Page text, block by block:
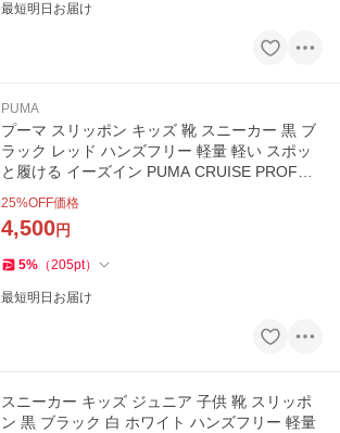
最短明日お届け
PUMA
プーマ スリッポン キッズ 靴 スニーカー 黒 ブ
ラック レッド ハンズフリー 軽量 軽い スポッ
と履ける イーズイン PUMA CRUISE PROFOA
25%OFF価格
4,500円
5% （205pt）
最短明日お届け
スニーカー キッズ ジュニア 子供 靴 スリッポ
ン 黒 ブラック 白 ホワイト ハンズフリー 軽量